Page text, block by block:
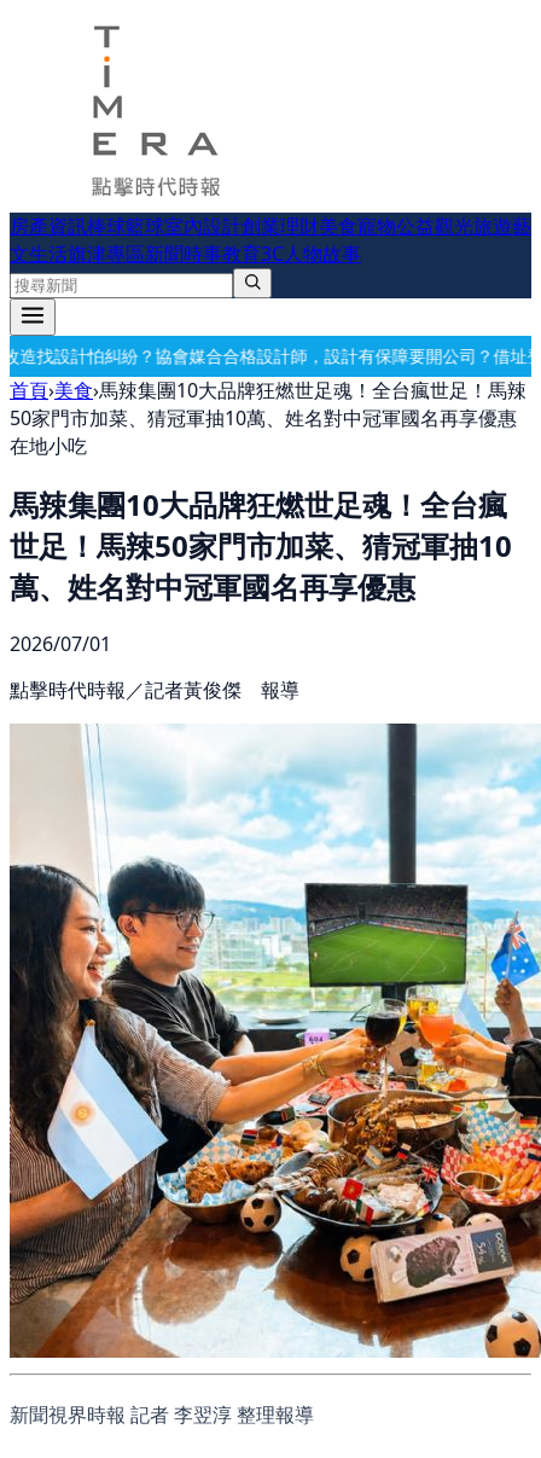
房產資訊棒球籃球室內設計創業理財美食寵物公益觀光旅遊藝
文生活旗津專區新聞時事教育3C人物故事
媒合合格設計師，設計有保障要開公司？借址登記・公司設立・工商登
首頁›美食›馬辣集團10大品牌狂燃世足魂！全台瘋世足！馬辣
50家門市加菜、猜冠軍抽10萬、姓名對中冠軍國名再享優惠
在地小吃
馬辣集團10大品牌狂燃世足魂！全台瘋
世足！馬辣50家門市加菜、猜冠軍抽10
萬、姓名對中冠軍國名再享優惠
2026/07/01
點擊時代時報／記者黃俊傑 報導
新聞視界時報 記者 李翌淳 整理報導